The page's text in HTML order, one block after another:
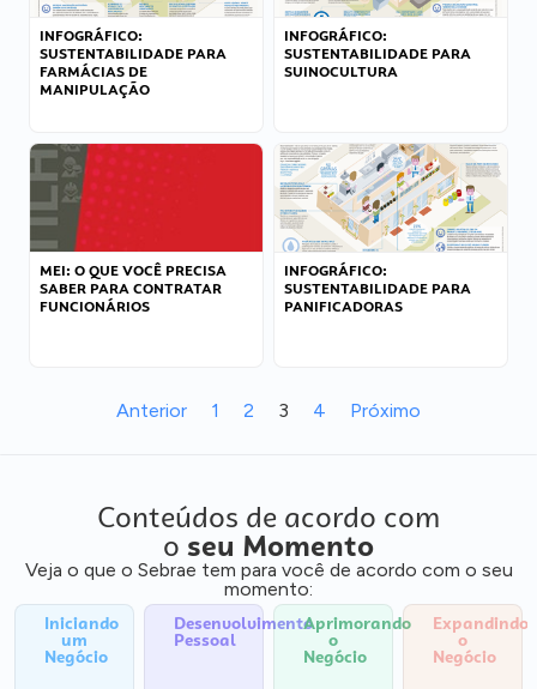
INFOGRÁFICO:
SUSTENTABILIDADE PARA
FARMÁCIAS DE
MANIPULAÇÃO
INFOGRÁFICO:
SUSTENTABILIDADE PARA
SUINOCULTURA
MEI: O QUE VOCÊ PRECISA
SABER PARA CONTRATAR
FUNCIONÁRIOS
INFOGRÁFICO:
SUSTENTABILIDADE PARA
PANIFICADORAS
Anterior 1 2 3 4 Próximo
Conteúdos de acordo com
o seu Momento
Veja o que o Sebrae tem para você de acordo com o seu
momento:
Iniciando
um
Negócio
Desenvolvimento
Pessoal
Aprimorando
o
Negócio
Expandindo
o
Negócio